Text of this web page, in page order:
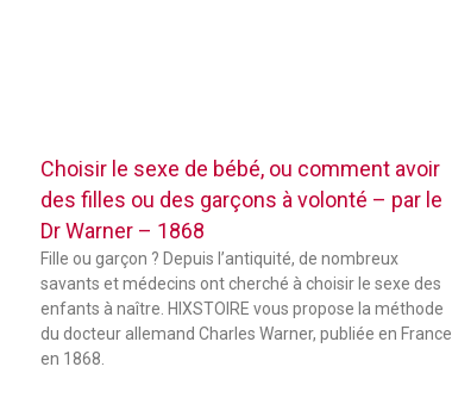
Choisir le sexe de bébé, ou comment avoir
des filles ou des garçons à volonté – par le
Dr Warner – 1868
Fille ou garçon ? Depuis l’antiquité, de nombreux
savants et médecins ont cherché à choisir le sexe des
enfants à naître. HIXSTOIRE vous propose la méthode
du docteur allemand Charles Warner, publiée en France
en 1868.